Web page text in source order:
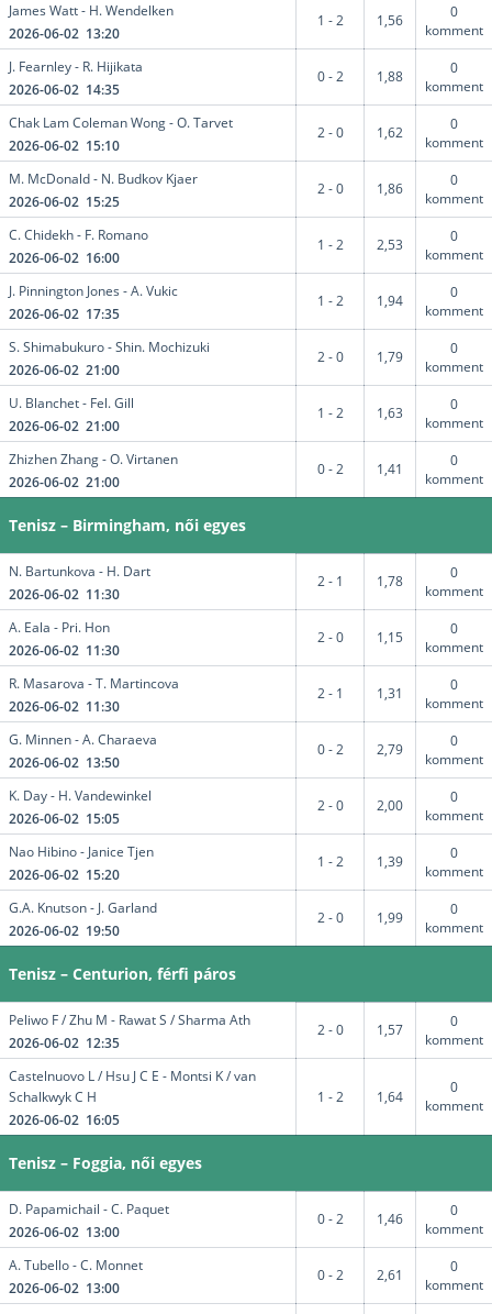
James Watt - H. Wendelken
2026-06-02 13:20
1 - 2 1,56
0
komment
J. Fearnley - R. Hijikata
2026-06-02 14:35
0 - 2 1,88
0
komment
Chak Lam Coleman Wong - O. Tarvet
2026-06-02 15:10
2 - 0 1,62
0
komment
M. McDonald - N. Budkov Kjaer
2026-06-02 15:25
2 - 0 1,86
0
komment
C. Chidekh - F. Romano
2026-06-02 16:00
1 - 2 2,53
0
komment
J. Pinnington Jones - A. Vukic
2026-06-02 17:35
1 - 2 1,94
0
komment
S. Shimabukuro - Shin. Mochizuki
2026-06-02 21:00
2 - 0 1,79
0
komment
U. Blanchet - Fel. Gill
2026-06-02 21:00
1 - 2 1,63
0
komment
Zhizhen Zhang - O. Virtanen
2026-06-02 21:00
0 - 2 1,41
0
komment
Tenisz – Birmingham, női egyes
N. Bartunkova - H. Dart
2026-06-02 11:30
2 - 1 1,78
0
komment
A. Eala - Pri. Hon
2026-06-02 11:30
2 - 0 1,15
0
komment
R. Masarova - T. Martincova
2026-06-02 11:30
2 - 1 1,31
0
komment
G. Minnen - A. Charaeva
2026-06-02 13:50
0 - 2 2,79
0
komment
K. Day - H. Vandewinkel
2026-06-02 15:05
2 - 0 2,00
0
komment
Nao Hibino - Janice Tjen
2026-06-02 15:20
1 - 2 1,39
0
komment
G.A. Knutson - J. Garland
2026-06-02 19:50
2 - 0 1,99
0
komment
Tenisz – Centurion, férfi páros
Peliwo F / Zhu M - Rawat S / Sharma Ath
2026-06-02 12:35
2 - 0 1,57
0
komment
Castelnuovo L / Hsu J C E - Montsi K / van
Schalkwyk C H
2026-06-02 16:05
1 - 2 1,64
0
komment
Tenisz – Foggia, női egyes
D. Papamichail - C. Paquet
2026-06-02 13:00
0 - 2 1,46
0
komment
A. Tubello - C. Monnet
2026-06-02 13:00
0 - 2 2,61
0
komment